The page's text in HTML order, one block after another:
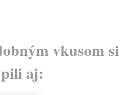
vkusom si
aj: